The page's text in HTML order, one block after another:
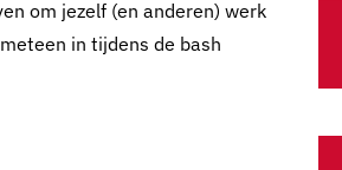
om jezelf (en anderen) werk
in tijdens de bash